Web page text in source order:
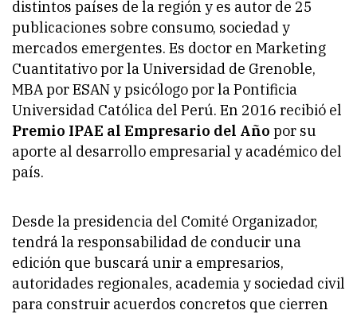
distintos países de la región y es autor de 25
publicaciones sobre consumo, sociedad y
mercados emergentes. Es doctor en Marketing
Cuantitativo por la Universidad de Grenoble,
MBA por ESAN y psicólogo por la Pontificia
Universidad Católica del Perú. En 2016 recibió el
Premio IPAE al Empresario del Año por su
aporte al desarrollo empresarial y académico del
país.
Desde la presidencia del Comité Organizador,
tendrá la responsabilidad de conducir una
edición que buscará unir a empresarios,
autoridades regionales, academia y sociedad civil
para construir acuerdos concretos que cierren